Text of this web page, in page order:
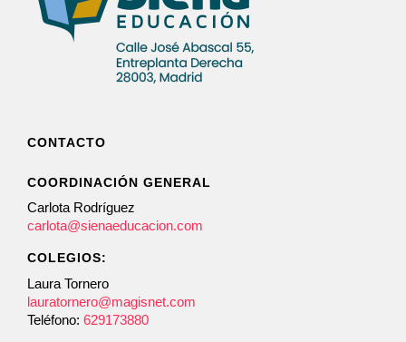
CONTACTO
COORDINACIÓN GENERAL
Carlota Rodríguez
carlota@sienaeducacion.com
COLEGIOS:
Laura Tornero
lauratornero@magisnet.com
Teléfono: 629173880